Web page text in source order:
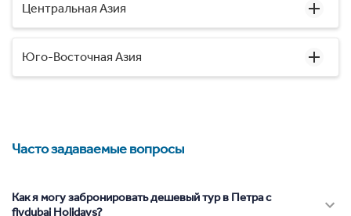
Центральная Азия
Юго-Восточная Азия
Часто задаваемые вопросы
Как я могу забронировать дешевый тур в Петра с
flydubai Holidays?